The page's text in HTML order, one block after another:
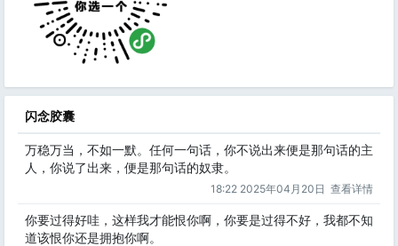
闪念胶囊
万稳万当，不如一默。任何一句话，你不说出来便是那句话的主
人，你说了出来，便是那句话的奴隶。
18:22 2025年04月20日 查看详情
你要过得好哇，这样我才能恨你啊，你要是过得不好，我都不知
道该恨你还是拥抱你啊。